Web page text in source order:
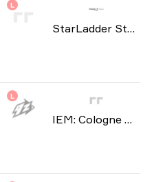
L
StarLadder StarSeries: European Qualifier Fall 2026
L
IEM: Cologne Major 2026